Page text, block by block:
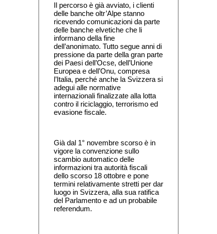
Il percorso è già avviato, i clienti
delle banche oltr’Alpe stanno
ricevendo comunicazioni da parte
delle banche elvetiche che li
informano della fine
dell’anonimato. Tutto segue anni di
pressione da parte della gran parte
dei Paesi dell’Ocse, dell’Unione
Europea e dell’Onu, compresa
l’Italia, perché anche la Svizzera si
adegui alle normative
internazionali finalizzate alla lotta
contro il riciclaggio, terrorismo ed
evasione fiscale.
Già dal 1° novembre scorso è in
vigore la convenzione sullo
scambio automatico delle
informazioni tra autorità fiscali
dello scorso 18 ottobre e pone
termini relativamente stretti per dar
luogo in Svizzera, alla sua ratifica
del Parlamento e ad un probabile
referendum.